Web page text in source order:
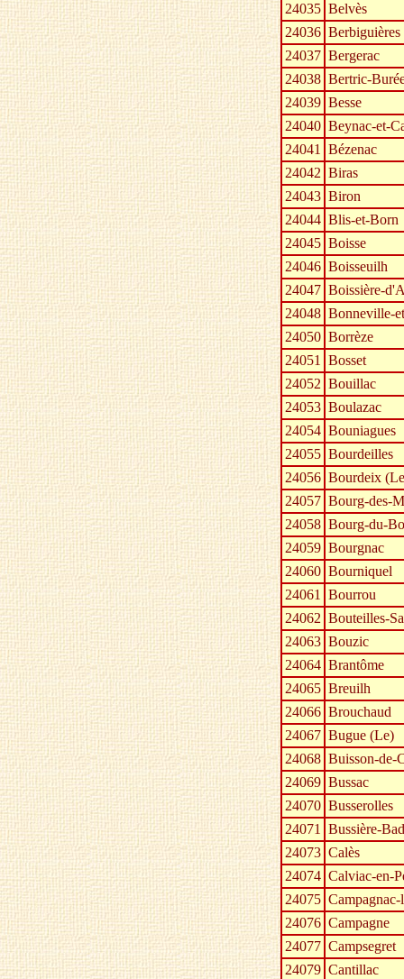
24035 Belvès
24036 Berbiguières
24037 Bergerac
24038 Bertric-
24039 Besse
24040 Beynac-et-
24041 Bézenac
24042 Biras
24043 Biron
24044 Blis-et-Born
24045 Boisse
24046 Boisseuilh
24047 Boissière-
24048 Bonneville-
24050 Borrèze
24051 Bosset
24052 Bouillac
24053 Boulazac
24054 Bouniagues
24055 Bourdeilles
24056 Bourdeix
24057 Bourg-des-
24058 Bourg-du-
24059 Bourgnac
24060 Bourniquel
24061 Bourrou
24062 Bouteilles-
24063 Bouzic
24064 Brantôme
24065 Breuilh
24066 Brouchaud
24067 Bugue (Le)
24068 Buisson-de-
24069 Bussac
24070 Busserolles
24071 Bussière-
24073 Calès
24074 Calviac-en-
24075
24076 Campagne
24077 Campsegret
24079 Cantillac